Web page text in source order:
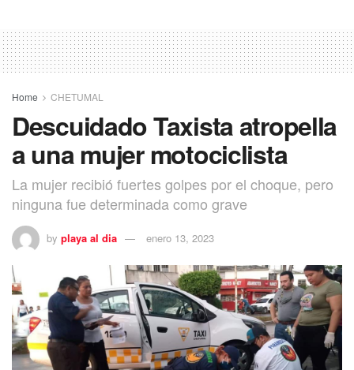
Home CHETUMAL
Descuidado Taxista atropella
a una mujer motociclista
La mujer recibió fuertes golpes por el choque, pero
ninguna fue determinada como grave
by playa al dia enero 13, 2023